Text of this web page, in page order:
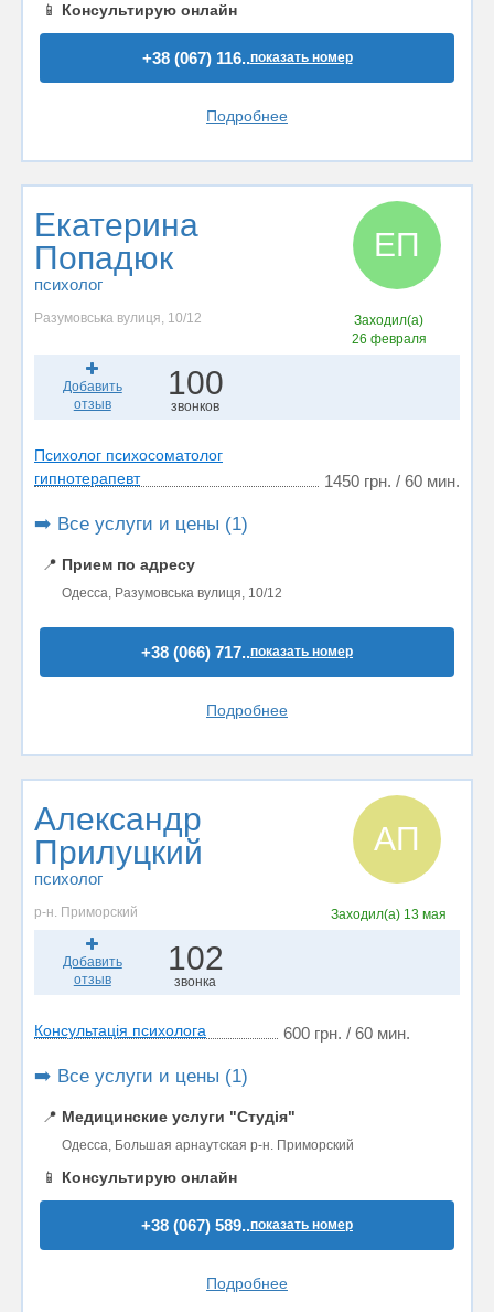
📱 Консультирую онлайн
+38 (067) 116..показать номер
Подробнее
Екатерина
Попадюк
психолог
ЕП
Разумовська вулиця, 10/12
Заходил(а)
26 февраля
Добавить
отзыв
100
звонков
Психолог психосоматолог
гипнотерапевт
1450 грн. / 60 мин.
➡️ Все услуги и цены (1)
📍 Прием по адресу
Одесса, Разумовська вулиця, 10/12
+38 (066) 717..показать номер
Подробнее
Александр
Прилуцкий
психолог
АП
р-н. Приморский Заходил(а) 13 мая
Добавить
отзыв
102
звонка
Консультація психолога 600 грн. / 60 мин.
➡️ Все услуги и цены (1)
📍 Медицинские услуги "Студія"
Одесса, Большая арнаутская р-н. Приморский
📱 Консультирую онлайн
+38 (067) 589..показать номер
Подробнее